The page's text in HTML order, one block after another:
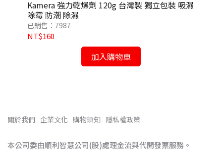
Kamera 強力乾燥劑 120g 台灣製 獨立包裝 吸濕
除霉 防潮 除濕
已銷售：7987
NT$160
加入購物車
關於我們 企業文化 購物須知 隱私權政策
本公司委由順利智慧公司(股)處理金流與代開發票服務。